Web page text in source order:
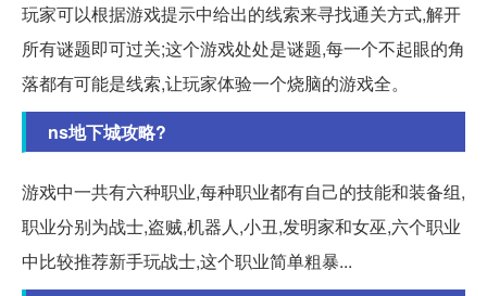
玩家可以根据游戏提示中给出的线索来寻找通关方式,解开
所有谜题即可过关;这个游戏处处是谜题,每一个不起眼的角
落都有可能是线索,让玩家体验一个烧脑的游戏全。
ns地下城攻略?
游戏中一共有六种职业,每种职业都有自己的技能和装备组,
职业分别为战士,盗贼,机器人,小丑,发明家和女巫,六个职业
中比较推荐新手玩战士,这个职业简单粗暴...